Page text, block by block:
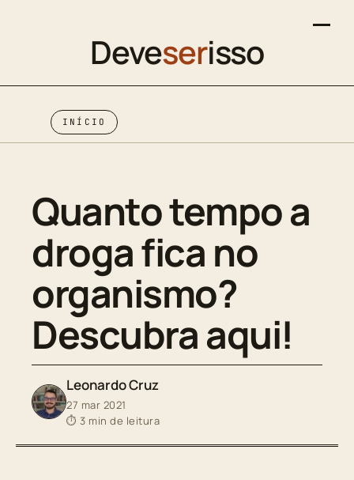
Deveserisso
INÍCIO
Quanto tempo a
droga fica no
organismo?
Descubra aqui!
Leonardo Cruz
27 mar 2021
⏱ 3 min de leitura